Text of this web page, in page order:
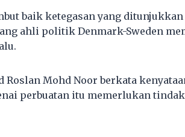
baik ketegasan yang
ahli politik Denmark-Sweden
Roslan Mohd Noor berkata
perbuatan itu memerlukan